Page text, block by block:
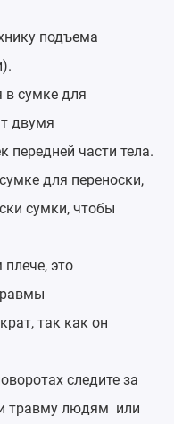
подъема
в сумке для
двумя
передней части тела.
для переноски,
сумки, чтобы
это
так как он
следите за
травму людям или